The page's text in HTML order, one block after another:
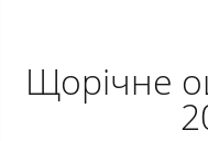
Щорічне